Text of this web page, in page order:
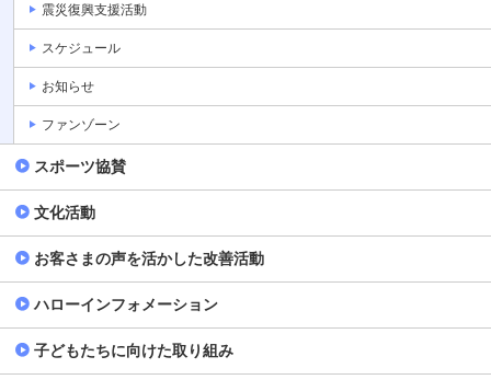
震災復興支援活動
スケジュール
お知らせ
ファンゾーン
スポーツ協賛
文化活動
お客さまの声を活かした改善活動
ハローインフォメーション
子どもたちに向けた取り組み